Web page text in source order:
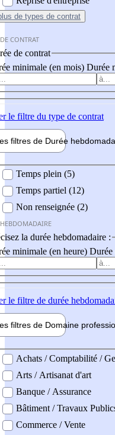
de types de contrat
CONTRAT
de contrat
minimale (en mois) Durée
le filtre du type de contrat
filtres de Durée hebdo
Temps plein (5)
Temps partiel (12)
Non renseignée (2)
la durée hebdomadaire :
minimale (en heure) Durée
le filtre de durée
filtres de Domaine pro
professionel
Achats / Comptabilité /
Arts / Artisanat d'art
Banque / Assurance
Bâtiment / Travaux
Commerce / Vente